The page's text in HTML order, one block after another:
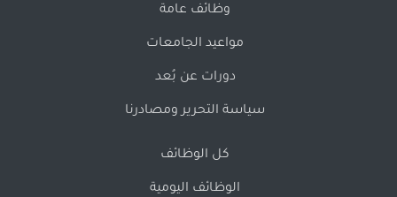
وظائف عامة
مواعيد الجامعات
دورات عن بُعد
سياسة التحرير ومصادرنا
كل الوظائف
الوظائف اليومية